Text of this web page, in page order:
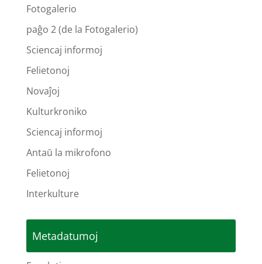
Fotogalerio
paĝo 2 (de la Fotogalerio)
Sciencaj informoj
Felietonoj
Novaĵoj
Kulturkroniko
Sciencaj informoj
Antaŭ la mikrofono
Felietonoj
Interkulture
Metadatumoj